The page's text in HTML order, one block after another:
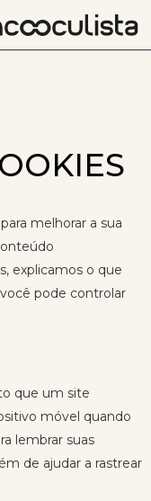
melhorar a sua
explicamos o que
pode controlar
que um site
móvel quando
lembrar suas
de ajudar a rastrear